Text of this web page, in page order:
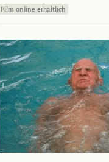
Film online erhältlich